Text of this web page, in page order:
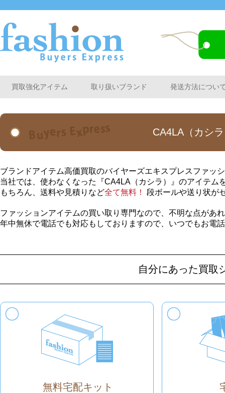
買取強化アイテム 取り扱いブランド 発送方法につい
CA4LA（カシ
ブランドアイテム高価買取のバイヤーズエキスプレスファッ
当社では、使わなくなった『CA4LA（カシラ）』のアイテム
もちろん、送料や見積りなど全て無料！ 段ボールや送り状が
ファッションアイテムの買い取り専門なので、不明な点があ
年中無休で電話でも対応もしておりますので、いつでもお電
自分にあった買取
無料宅配キット